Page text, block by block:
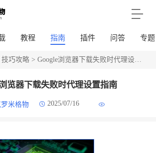
教程 指南 插件 问答 专题
技巧攻略> Google浏览器下载失败时代理设置指南
览器下载失败时代理设置指南
罗米格物 2025/07/16